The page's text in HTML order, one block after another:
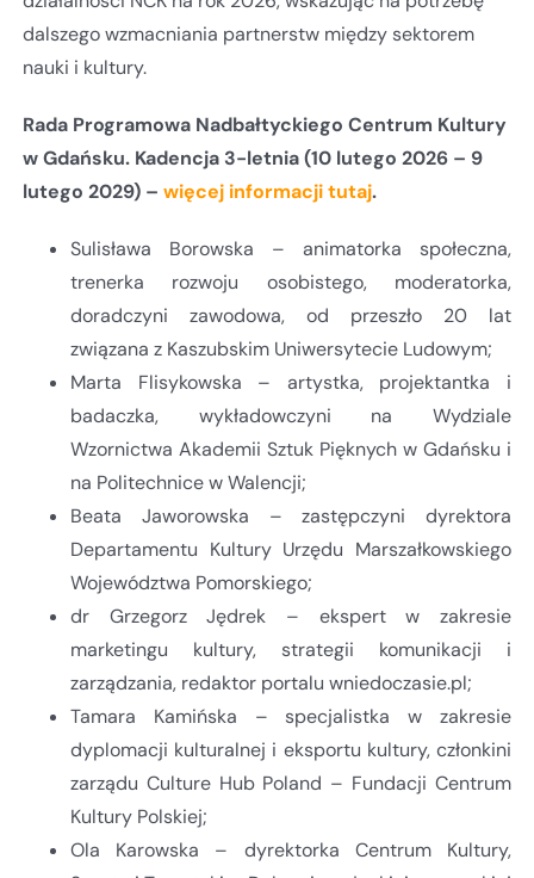
dalszego wzmacniania partnerstw między sektorem
nauki i kultury.
Rada Programowa Nadbałtyckiego Centrum Kultury
w Gdańsku. Kadencja 3-letnia (10 lutego 2026 – 9
lutego 2029) –więcej informacji tutaj.
Sulisława Borowska – animatorka społeczna,
trenerka rozwoju osobistego, moderatorka,
doradczyni zawodowa, od przeszło 20 lat
związana z Kaszubskim Uniwersytecie Ludowym;
Marta Flisykowska – artystka, projektantka i
badaczka, wykładowczyni na Wydziale
Wzornictwa Akademii Sztuk Pięknych w Gdańsku i
na Politechnice w Walencji;
Beata Jaworowska – zastępczyni dyrektora
Departamentu Kultury Urzędu Marszałkowskiego
Województwa Pomorskiego;
dr Grzegorz Jędrek – ekspert w zakresie
marketingu kultury, strategii komunikacji i
zarządzania, redaktor portalu wniedoczasie.pl;
Tamara Kamińska – specjalistka w zakresie
dyplomacji kulturalnej i eksportu kultury, członkini
zarządu Culture Hub Poland – Fundacji Centrum
Kultury Polskiej;
Ola Karowska – dyrektorka Centrum Kultury,